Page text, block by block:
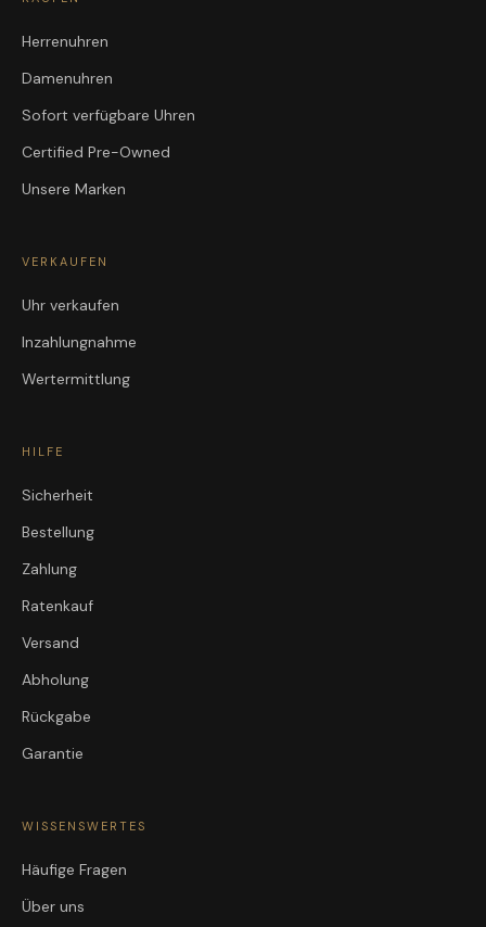
Herrenuhren
Damenuhren
Sofort verfügbare Uhren
Certified Pre-Owned
Unsere Marken
VERKAUFEN
Uhr verkaufen
Inzahlungnahme
Wertermittlung
HILFE
Sicherheit
Bestellung
Zahlung
Ratenkauf
Versand
Abholung
Rückgabe
Garantie
WISSENSWERTES
Häufige Fragen
Über uns